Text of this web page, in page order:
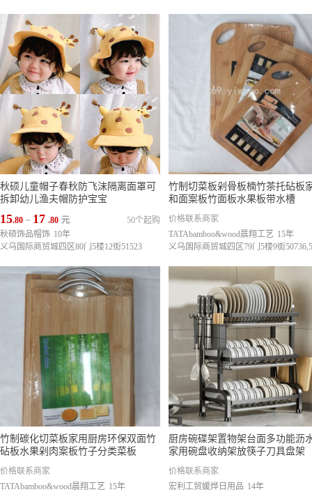
秋硕儿童帽子春秋防飞沫隔离面罩可
拆卸幼儿渔夫帽防护宝宝
15.80 ~ 17 .80 元
50个起购
秋硕饰品帽饰 10年
义乌国际商贸城四区80门5楼12街51523
竹制切菜板剁骨板楠竹茶托砧板
和面案板竹面板水果板带水槽
价格联系商家
TATAbamboo&wood晨翔工艺 15年
竹制碳化切菜板家用厨房环保双面竹
砧板水果剁肉案板竹子分类菜板
价格联系商家
TATAbamboo&wood晨翔工艺 15年
厨房碗碟架置物架台面多功能沥
家用碗盘收纳架放筷子刀具盘架
价格联系商家
宏利工贸媛烨日用品 14年